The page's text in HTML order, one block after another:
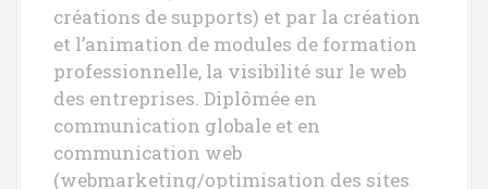
créations de supports) et par la création
et l’animation de modules de formation
professionnelle, la visibilité sur le web
des entreprises. Diplômée en
communication globale et en
communication web
(webmarketing/optimisation des sites